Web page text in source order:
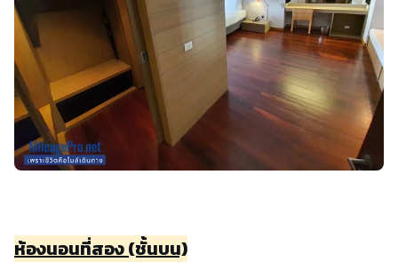
ห้องนอนที่สอง (ชั้นบน)